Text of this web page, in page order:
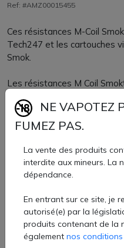
Ref: #AMZ00015455
Ces résistances M-Coil
Tech247 et les cartouches
Smok.
Les résistances M Coil
valeurs, elles vous
de la vape MTL
Il est conseillé de vaper des
nicotine ou avec une
parfaite vaporisation.
Plages d'utilisation :
0.8ohm : 11-14W
NE VAPOTEZ
FUMEZ PAS.
La vente des produits
interdite aux mineurs. La
dépendance.
En entrant sur ce site, je
autorisé(e) par la
produits contenant de la
également nos